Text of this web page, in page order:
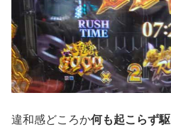
違和感どころか何も起こらず